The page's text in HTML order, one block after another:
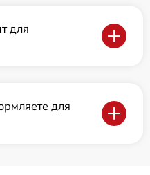
для
для